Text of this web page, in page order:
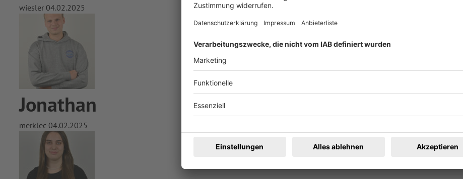
wiesler 04.02.2025
Jonathan
merklec 04.02.2025